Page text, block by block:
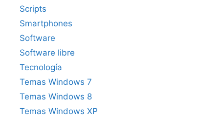
Scripts
Smartphones
Software
Software libre
Tecnología
Temas Windows 7
Temas Windows 8
Temas Windows XP